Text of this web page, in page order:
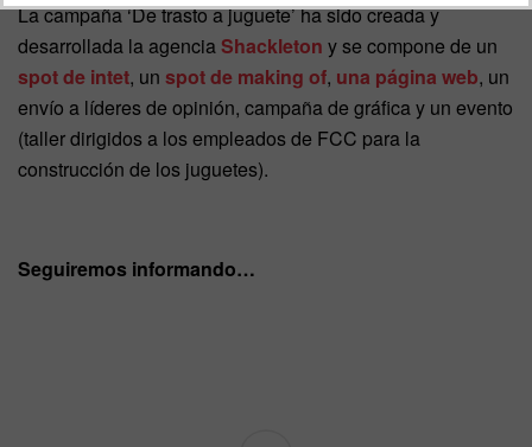
La campaña ‘De trasto a juguete’ ha sido creada y
desarrollada la agenciaShackleton y se compone de un
spot de intet, un spot de making of, una página web, un
envío a líderes de opinión, campaña de gráfica y un evento
(taller dirigidos a los empleados de FCC para la
construcción de los juguetes).
Seguiremos informando…